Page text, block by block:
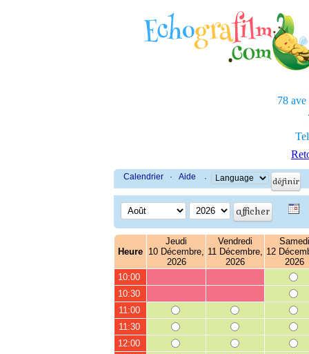
78 ave
Calendrier · Aide ·
Heure
Jeudi
10 Décembre,
2026
Vendredi
11 Décembre,
2026
Samedi
12
2026
10:00
10:30
11:00
11:30
12:00